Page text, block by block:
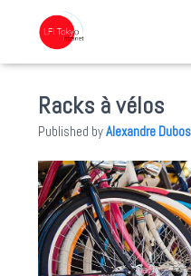
Racks à vélos
Published byAlexandre Dubos